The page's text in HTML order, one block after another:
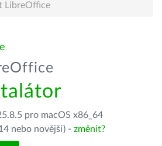
LibreOffice
pro macOS x86_64
nebo novější) - změnit?